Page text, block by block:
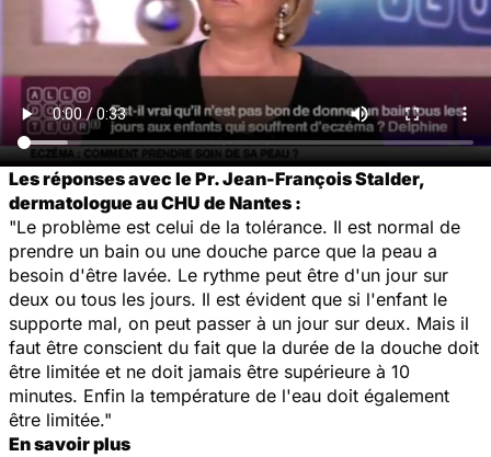
Les réponses avec le Pr. Jean-François Stalder,
dermatologue au CHU de Nantes :
"Le problème est celui de la tolérance. Il est normal de
prendre un bain ou une douche parce que la peau a
besoin d'être lavée. Le rythme peut être d'un jour sur
deux ou tous les jours. Il est évident que si l'enfant le
supporte mal, on peut passer à un jour sur deux. Mais il
faut être conscient du fait que la durée de la douche doit
être limitée et ne doit jamais être supérieure à 10
minutes. Enfin la température de l'eau doit également
être limitée."
En savoir plus